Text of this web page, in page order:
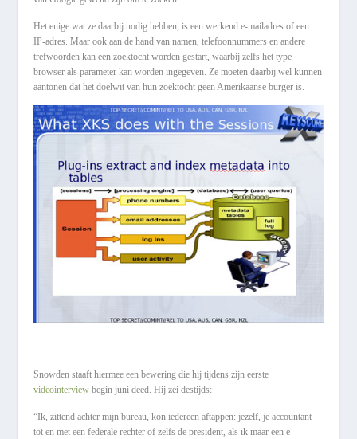
Het enige wat ze daarbij nodig hebben, is een werkend e-mailadres of een
IP-adres. Maar ook aan de hand van namen, telefoonnummers en andere
trefwoorden kan een zoektocht worden gestart, waarbij zelfs het type
browser als parameter kan worden ingegeven. Ze moeten daarbij wel kunnen
aantonen dat het doelwit van hun zoektocht geen Amerikaanse burger is.
Snowden staaft hiermee een bewering die hij tijdens zijn eerste
videointerviewbegin juni deed. Hij zei destijds:
“Ik, zittend achter mijn bureau, kon iedereen aftappen: jezelf, je accountant
tot en met een federale rechter of zelfs de president, als ik maar een e-